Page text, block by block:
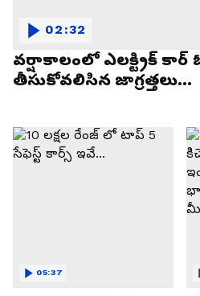
వర్షాకాలంలో ఎలక్ట్రిక్ కార్
తీసుకోవలిసిన జాగ్రత్తలు...
02:32
05:37